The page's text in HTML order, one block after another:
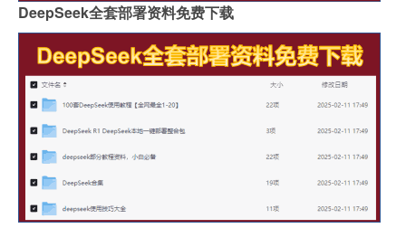
DeepSeek全套部署资料免费下载